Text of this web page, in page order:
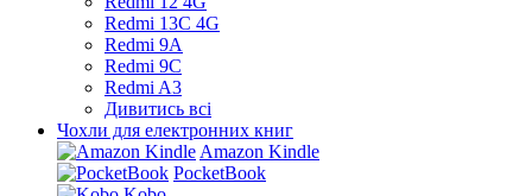
Redmi 13C 4G
Redmi 9A
Redmi 9C
Redmi A3
Дивитись всі
Чохли для електронних книг
Amazon Kindle
PocketBook